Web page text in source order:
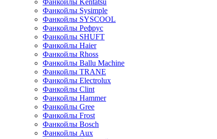
Фанкойлы Kentatsu
Фанкойлы Sysimple
Фанкойлы SYSCOOL
Фанкойлы Рефрус
Фанкойлы SHUFT
Фанкойлы Haier
Фанкойлы Rhoss
Фанкойлы Ballu Machine
Фанкойлы TRANE
Фанкойлы Electrolux
Фанкойлы Clint
Фанкойлы Hammer
Фанкойлы Gree
Фанкойлы Frost
Фанкойлы Bosch
Фанкойлы Aux